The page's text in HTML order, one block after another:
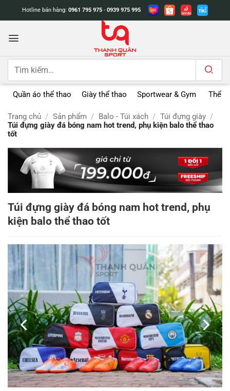
dung
Hotline bán hàng: 0961 795 975 - 0939 975 995
Tìm
Quần áo thể thao Giày thể thao Sportwear & Gym Thể
Trang chủ / Sản phẩm / Balo - Túi xách / Túi đựng giày /
Túi đựng giày đá bóng nam hot trend, phụ kiện balo thể thao
tốt
Túi đựng giày đá bóng nam hot trend, phụ
kiện balo thể thao tốt